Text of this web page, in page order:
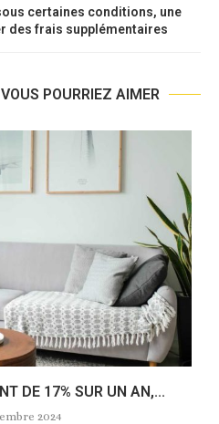
certaines conditions, une
des frais supplémentaires
POURRIEZ AIMER
DE 17% SUR UN AN,...
2024